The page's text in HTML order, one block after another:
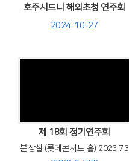
호주시드니 해외초청 연주회
2024-10-27
제 18회 정기연주회
분장실 (롯데콘서트 홀) 2023.7.3